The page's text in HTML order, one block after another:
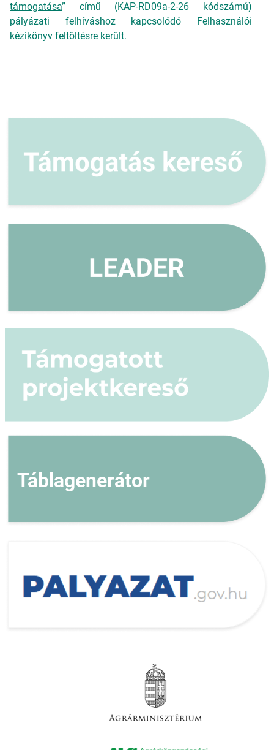
támogatása” című (KAP-RD09a-2-26 kódszámú)
pályázati felhíváshoz kapcsolódó Felhasználói
kézikönyv feltöltésre került.
Táblagenerátor